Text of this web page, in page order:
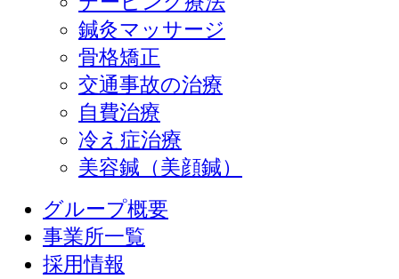
鍼灸マッサージ
骨格矯正
交通事故の治療
自費治療
冷え症治療
美容鍼（美顔鍼）
グループ概要
事業所一覧
採用情報